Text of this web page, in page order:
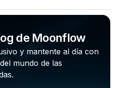
de Moonflow
y mantente al día con
mundo de las